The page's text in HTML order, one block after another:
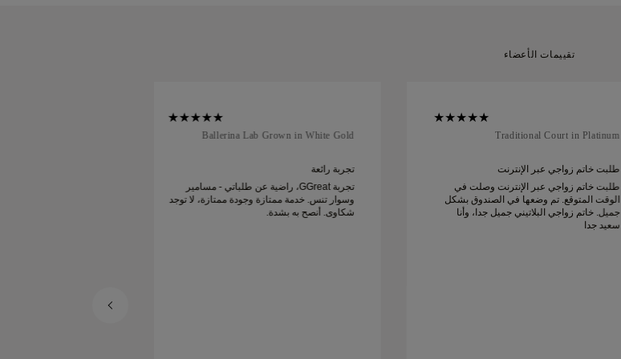
تقييمات الأعضاء
Traditional Court in Platinum
طلبت خاتم زواجي عبر الإنترنت
طلبت خاتم زواجي عبر الإنترنت وصلت في
الوقت المتوقع. تم وضعها في الصندوق بشكل
جميل. خاتم زواجي البلاتيني جميل جدا، وأنا
سعيد جدا
Ballerina Lab Grown in White Gold
تجربة رائعة
تجربة GGreat، راضية عن طلباتي - مسامير
وسوار تنس. خدمة ممتازة وجودة ممتازة، لا توجد
شكاوى. أنصح به بشدة.